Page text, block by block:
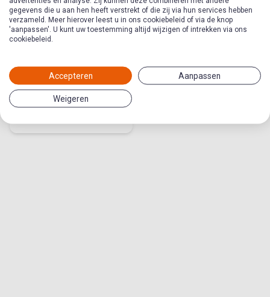
over Hem te
praten
Thema in Follow Me
Vloeken
gegevens die u aan hen heeft verstrekt of die zij via hun services hebben
verzameld. Meer hierover leest u in ons cookiebeleid of via de knop
'aanpassen'. U kunt uw toestemming altijd wijzigen of intrekken via ons
cookiebeleid.
Accepteren Aanpassen
Weigeren